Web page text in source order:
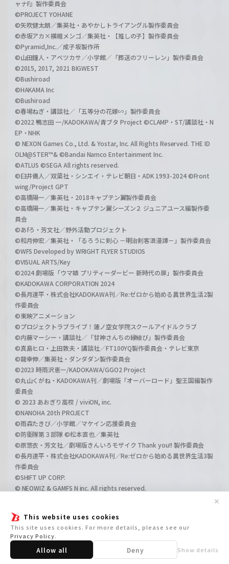
This website uses cookies
This site uses cookies. For more details, please see our
Privacy Policy.
Allow all Deny Show details
✕
ャナF』製作委員会
©PROJECT YOHANE
©矢吹健太朗／集英社・あやかしトライアングル製作委員会
©赤坂アカ×横槍メンゴ／集英社・【推しの子】製作委員会
©Pyramid,Inc.／成子坂製作所
©山田鐘人・アベツカサ／小学館／「葬送のフリーレン」製作委員会
©2015, 2017, 2021 BIGWEST
©Bushiroad
©HAKAMA Inc
©Bushiroad
©春場ねぎ・講談社／「五等分の花嫁∽」製作委員会
©2022 鴨志田 一/KADOKAWA/青ブタ Project ©CLAMP・ST/講談社・N
EP・NHK
© NEXON Games Co., Ltd. & Yostar, Inc. All Rights Reserved. THE ID
OLM@STER™& ©Bandai Namco Entertainment Inc.
©ATLUS ©SEGA All rights reserved.
©臼井儀人／双葉社・シンエイ・テレビ朝日・ADK 1993-2024 ©Front
wing/Project GPT
©高橋陽一／集英社・2018キャプテン翼製作委員会
©高橋陽一／集英社・キャプテン翼シーズン２ ジュニアユース編製作委
員会
©あfろ・芳文社／野外活動プロジェクト
©和月伸宏／集英社・「るろうに剣心 －明治剣客浪漫譚－」製作委員会
©WFS Developed by WRIGHT FLYER STUDIOS
©VISUAL ARTS/Key
©2024 劇場版「ウマ娘 プリティーダービー 新時代の扉」製作委員会
©KADOKAWA CORPORATION 2024
©長月達平・株式会社KADOKAWA刊／Re:ゼロから始める異世界生活2製
作委員会
©東映アニメーション
©プロジェクトラブライブ！蓮ノ空女学院スクールアイドルクラブ
©内藤マーシー・講談社／「甘神さんちの縁結び」製作委員会
©真島ヒロ・上田敦夫・講談社／FT100YQ製作委員会・テレビ東京
©龍幸伸／集英社・ダンダダン製作委員会
©2023 時雨沢恵一/KADOKAWA/GGO2 Project
©丸山くがね・KADOKAWA刊／劇場版「オーバーロード」聖王国編製作
委員会
© 2023 あおぎり高校 / viviON, inc.
©NANOHA 20th PROJECT
©雨森たきび／小学館／マケイン応援委員会
©防衛隊第３部隊 ©松本直也／集英社
©原悠衣・芳文社／劇場版きんいろモザイク Thank you!! 製作委員会
©長月達平・株式会社KADOKAWA刊／Re:ゼロから始める異世界生活3製
作委員会
©SHIFT UP CORP.
© NEOWIZ & GAMFS N inc. All rights reserved.
©GIRLS und PANZER Film Projekt
©GIRLS und PANZER Finale Projekt